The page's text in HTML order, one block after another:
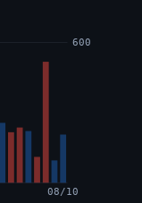
600
08/10